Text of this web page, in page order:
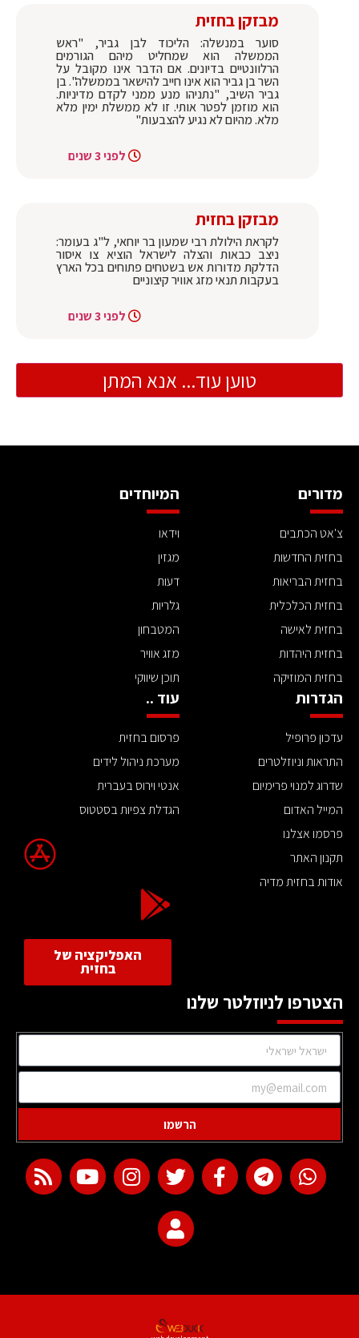
מבזקן בחזית
סוער במנשלה: הליכוד לבן גביר, "ראש
הממשלה הוא שמחליט מיהם הגורמים
הרלוונטיים בדיונים. אם הדבר אינו מקובל על
השר בן גביר הוא אינו חייב להישאר בממשלה". בן
גביר השיב, "נתניהו מנע ממני לקדם מדיניות.
הוא מוזמן לפטר אותי. זו לא ממשלת ימין מלא
מלא. מהיום לא נגיע להצבעות"
לפני 3 שנים
מבזקן בחזית
לקראת הילולת רבי שמעון בר יוחאי, ל"ג בעומר:
ניצב כבאות והצלה לישראל הוציא צו איסור
הדלקת מדורות אש בשטחים פתוחים בכל הארץ
בעקבות תנאי מזג אוויר קיצוניים
לפני 3 שנים
טוען עוד... אנא המתן
מדורים
צ'אט הכתבים
בחזית החדשות
בחזית הבריאות
בחזית הכלכלית
בחזית לאישה
בחזית היהדות
בחזית המוזיקה
המיוחדים
וידאו
מגזין
דעות
גלריות
המטבחון
מזג אוויר
תוכן שיווקי
הגדרות
עדכון פרופיל
התראות וניוזלטרים
שדרוג למנוי פרימיום
המייל האדום
פרסמו אצלנו
תקנון האתר
אודות בחזית מדיה
עוד ..
פרסום בחזית
מערכת ניהול לידים
אנטי וירוס בעברית
הגדלת צפיות בסטטוס
האפליקציה של
בחזית
הצטרפו לניוזלטר שלנו
הרשמו